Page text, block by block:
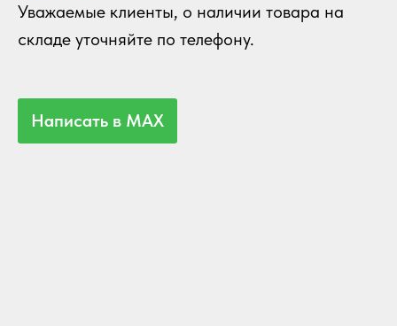
Уважаемые клиенты, о наличии товара на
складе уточняйте по телефону.
Написать в MAX